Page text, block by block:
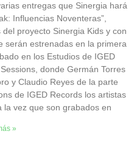
entregas que Sinergia hará
Influencias Noventeras”,
proyecto Sinergia Kids y con
serán estrenadas en la primera
en los Estudios de IGED
donde Germán Torres
y Claudio Reyes de la parte
de IGED Records los artistas
vez que son grabados en
»